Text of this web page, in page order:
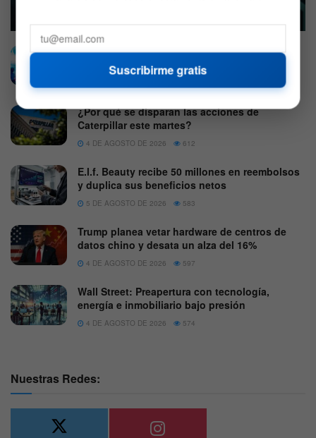
Mercado hoy: Acciones avanzan ante la
estabilidad del crudo
¿Por qué se disparan las acciones de
Caterpillar este martes?
4 DE AGOSTO DE 2026 612
E.l.f. Beauty recibe 50 millones en reembolsos
y duplica sus beneficios netos
5 DE AGOSTO DE 2026 583
Trump planea vetar hardware de centros de
datos chino y desata un alza del 16%
4 DE AGOSTO DE 2026 597
Wall Street: Preapertura con tecnología,
energía e inmobiliario bajo presión
4 DE AGOSTO DE 2026 574
Nuestras Redes:
Suscribirme gratis